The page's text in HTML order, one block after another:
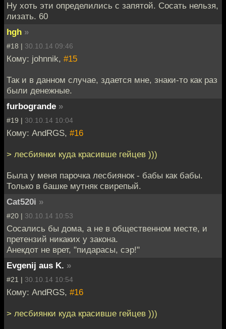
Ну хоть эти определились с запятой. Сосать нельзя,
лизать. 60
hgh »
#18 | 30.10.14 09:46
Кому: johnnik, #15
Так и в данном случае, здается мне, знаки-то как раз
были денежные.
furbogrande »
#19 | 30.10.14 10:04
Кому: AndRGS, #16
> лесбиянки куда красивше гейцев )))
Была у меня парочка лесбиянок - бабы как бабы.
Только в башке мутняк свирепый.
Cat520i »
#20 | 30.10.14 10:53
Сосались бы дома, а не в общественном месте, и
претензий никаких у закона.
Анекдот не врет, "пидарасы, сэр!"
Evgenij aus K. »
#21 | 30.10.14 10:54
Кому: AndRGS, #16
> лесбиянки куда красивше гейцев )))